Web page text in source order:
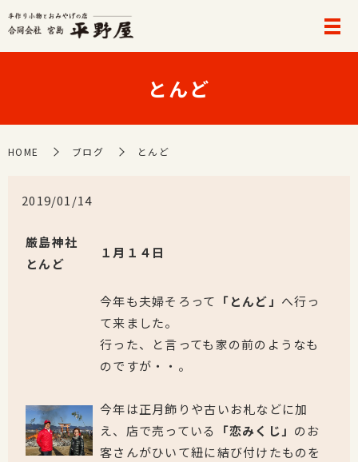
とんど
HOME ブログ とんど
2019/01/14
厳島神社
とんど
１月１４日
今年も夫婦そろって 「とんど」 へ行っ
て来ました。
行った、と言っても家の前のようなも
のですが・・。
今年は正月飾りや古いお札などに加
え、店で売っている
「恋みくじ」 のお
客さんがひいて紐に結び付けたものを